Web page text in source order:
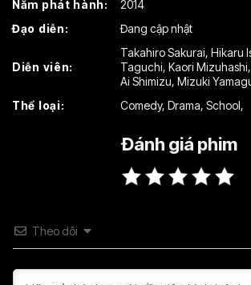
Năm phát hành:
2014
Đạo diễn:
Đang cập nhật
Diễn viên:
Takahiro Sakurai, Hikaru
Taguchi, Kaori Mizuhashi,
Ai Shimizu, Mizuki
Thể loại:
Comedy, Drama, School,
Đánh giá phim
Theo dõi